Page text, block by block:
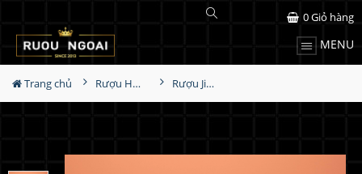
MENU
0Giỏ hàng
Trang chủ Rượu Hộp Quà Rượu Jim Beam 1L - Hộp Đơn 2022